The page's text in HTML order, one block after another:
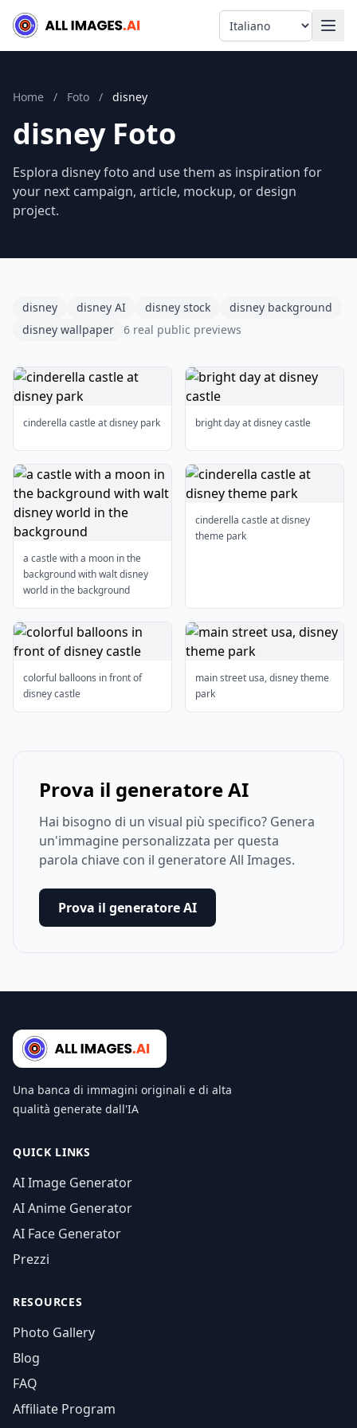
Language
Home / Foto / disney
disney Foto
Esplora disney foto and use them as inspiration for
your next campaign, article, mockup, or design
project.
disney disney AI disney stock
disney background
disney wallpaper
6 real public previews
cinderella castle at disney park bright day at disney castle
a castle with a moon in the
background with walt disney
world in the background
cinderella castle at disney
theme park
colorful balloons in front of
disney castle
main street usa, disney theme
park
Prova il generatore AI
Hai bisogno di un visual più specifico? Genera
un'immagine personalizzata per questa
parola chiave con il generatore All Images.
Prova il generatore AI
Una banca di immagini originali e di alta
qualità generate dall'IA
QUICK LINKS
AI Image Generator
AI Anime Generator
AI Face Generator
Prezzi
RESOURCES
Photo Gallery
Blog
FAQ
Affiliate Program